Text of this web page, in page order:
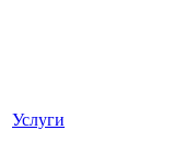
Услуги